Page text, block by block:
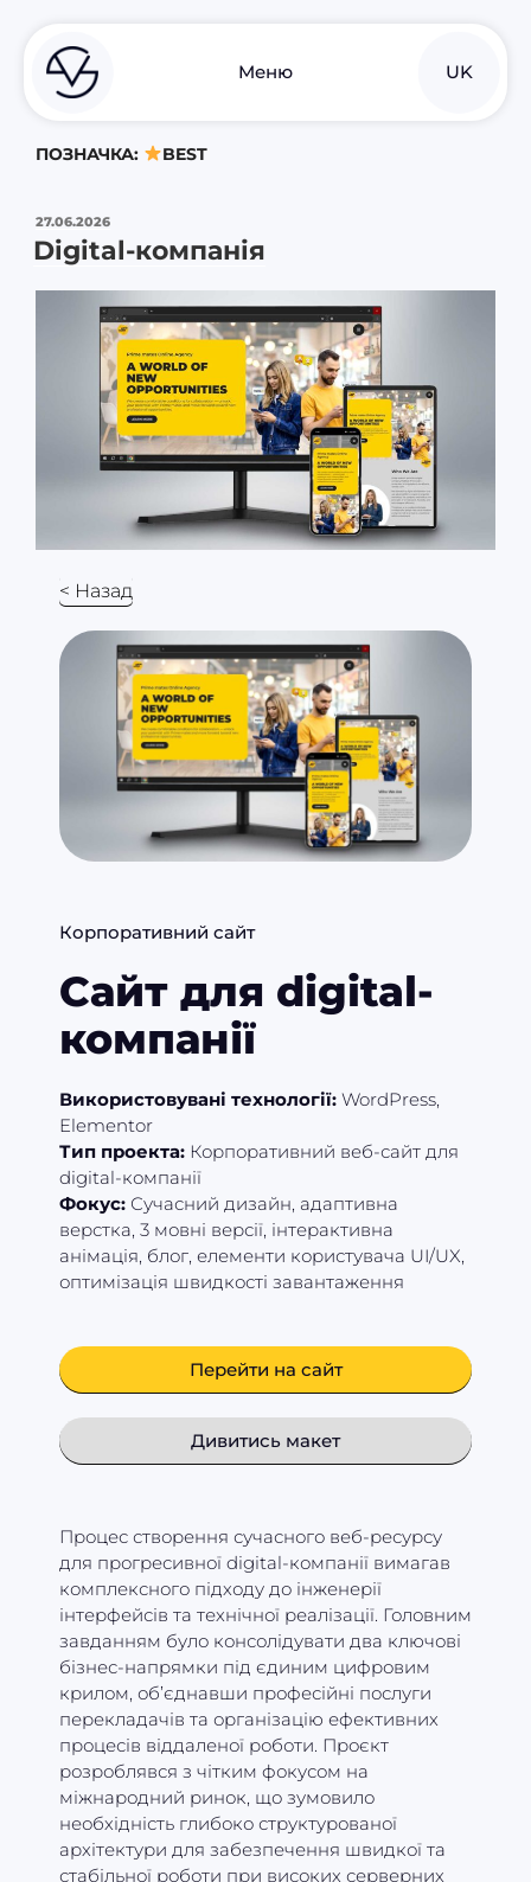
Meню UK
RU
ПОЗНАЧКА: BEST
27.06.2026
Digital-компанія
< Назад
Корпоративний сайт
Сайт для digital-
компанії
Використовувані технології: WordPress,
Elementor
Тип проекта: Корпоративний веб-сайт для
digital-компанії
Фокус: Сучасний дизайн, адаптивна
верстка, 3 мовні версії, інтерактивна
анімація, блог, елементи користувача UI/UX,
оптимізація швидкості завантаження
Перейти на сайт
Дивитись макет
Процес створення сучасного веб-ресурсу
для прогресивної digital-компанії вимагав
комплексного підходу до інженерії
інтерфейсів та технічної реалізації. Головним
завданням було консолідувати два ключові
бізнес-напрямки під єдиним цифровим
крилом, об’єднавши професійні послуги
перекладачів та організацію ефективних
процесів віддаленої роботи. Проєкт
розроблявся з чітким фокусом на
міжнародний ринок, що зумовило
необхідність глибоко структурованої
архітектури для забезпечення швидкої та
стабільної роботи при високих серверних